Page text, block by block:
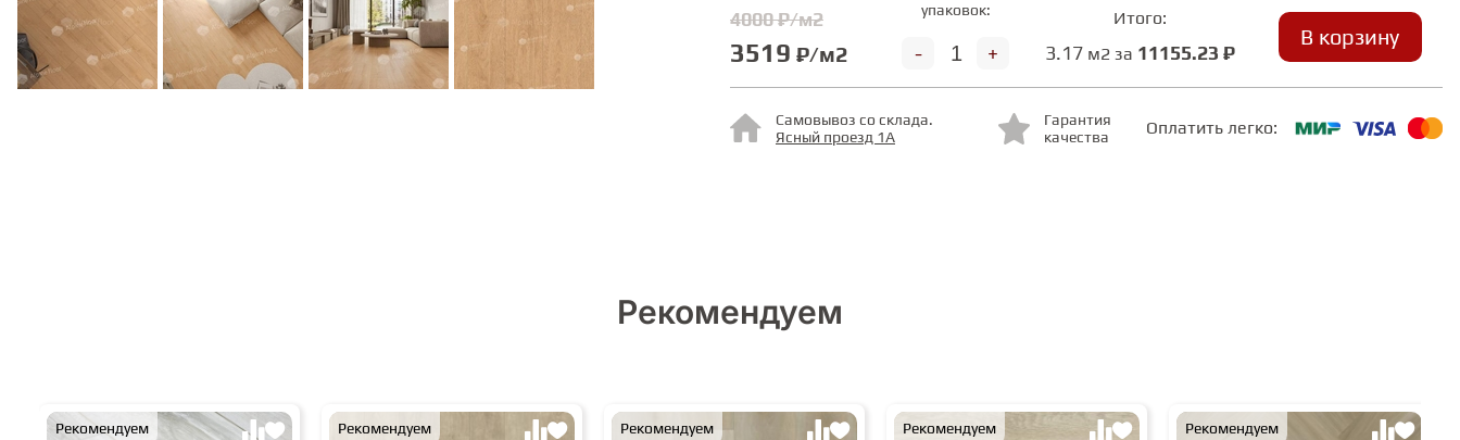
4000 ₽/м2
3519 ₽/м2
упаковок:
+
-
Итого:
3.17м2 за 11155.23 ₽
В корзину
Самовывоз со склада.
Ясный проезд 1А
Гарантия
качества
Оплатить легко:
Рекомендуем
Рекомендуем Рекомендуем Рекомендуем Рекомендуем Рекомендуем